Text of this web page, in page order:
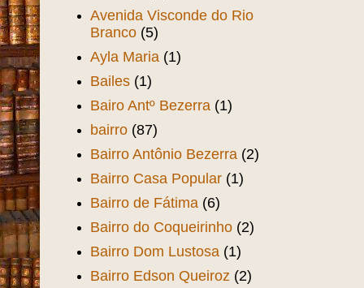
Avenida Visconde do Rio
Branco (5)
Ayla Maria (1)
Bailes (1)
Bairo Antº Bezerra (1)
bairro (87)
Bairro Antônio Bezerra (2)
Bairro Casa Popular (1)
Bairro de Fátima (6)
Bairro do Coqueirinho (2)
Bairro Dom Lustosa (1)
Bairro Edson Queiroz (2)